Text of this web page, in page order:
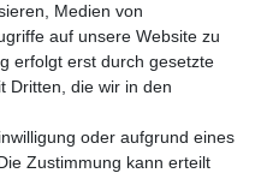
Medien von
auf unsere Website zu
erfolgt erst durch gesetzte
Dritten, die wir in den
oder aufgrund eines
Zustimmung kann erteilt